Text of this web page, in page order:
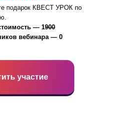
подарок КВЕСТ УРОК по
— 1900
вебинара — 0
участие